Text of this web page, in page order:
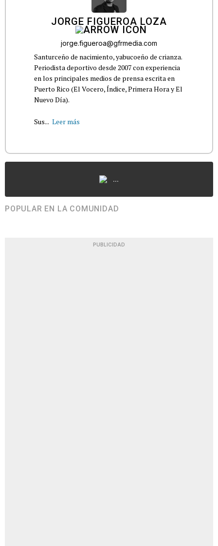
JORGE FIGUEROA LOZA
jorge.figueroa@gfrmedia.com
Santurceño de nacimiento, yabucoeño de crianza.
Periodista deportivo desde 2007 con experiencia
en los principales medios de prensa escrita en
Puerto Rico (El Vocero, Índice, Primera Hora y El
Nuevo Día).
Sus... Leer más
...
POPULAR EN LA COMUNIDAD
PUBLICIDAD